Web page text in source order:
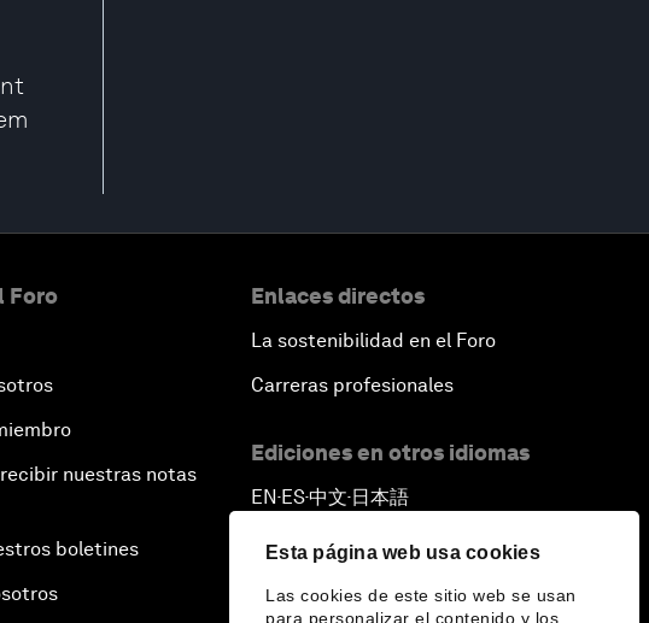
Esta página web usa cookies
Las cookies de este sitio web se usan
para personalizar el contenido y los
Foro
nuestras notas
boletines
Enlaces directos
La sostenibilidad en el Foro
Carreras profesionales
Ediciones en otros idiomas
EN ▪ES▪中文▪ 日本語